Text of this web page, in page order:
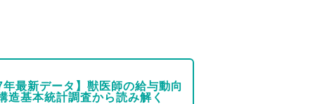
年最新データ】獣医師の給与動向
造基本統計調査から読み解く